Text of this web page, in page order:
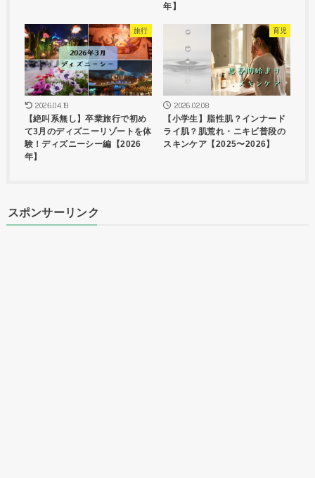
年】
旅行
2026.04.19
【絶叫系無し】卒業旅行で初め
て3月のディズニーリゾートを体
験！ディズニーシー編【2026
年】
育児
2026.02.08
【小学生】脂性肌？インナード
ライ肌？肌荒れ・ニキビ普段の
スキンケア【2025〜2026】
スポンサーリンク